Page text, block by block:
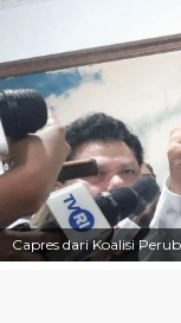
Capres dari Koalisi